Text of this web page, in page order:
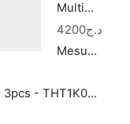
Multimètre digital 1000v - TMT47503
د.ج4200
Mesure triangulaire a niveau a bulle - TMT646003
Jeu de pinces 3pcs - THT1K0311